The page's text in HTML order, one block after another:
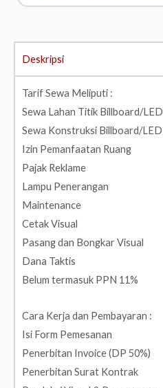
Deskripsi
Tarif Sewa Meliputi :
Sewa Lahan Titik Billboard/LED
Sewa Konstruksi Billboard/LED
Izin Pemanfaatan Ruang
Pajak Reklame
Lampu Penerangan
Maintenance
Cetak Visual
Pasang dan Bongkar Visual
Dana Taktis
Belum termasuk PPN 11%
Cara Kerja dan Pembayaran :
Isi Form Pemesanan
Penerbitan Invoice (DP 50%)
Penerbitan Surat Kontrak